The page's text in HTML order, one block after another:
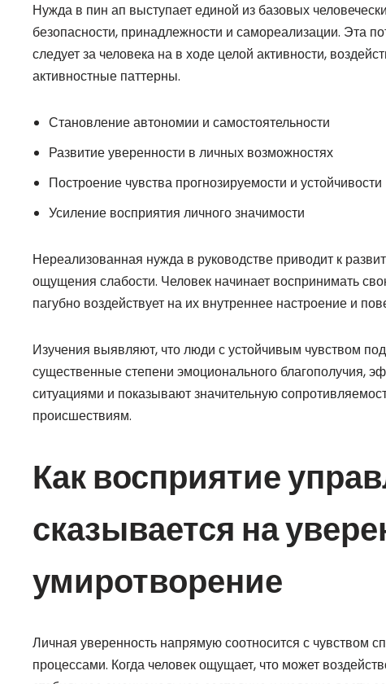
Нужда в пин ап выступает единой из базовых
безопасности, принадлежности и самореализации. Эта
следует за человека на в ходе целой активности,
активностные паттерны.
Становление автономии и самостоятельности
Развитие уверенности в личных возможностях
Построение чувства прогнозируемости и устойчивости
Усиление восприятия личного значимости
Нереализованная нужда в руководстве приводит к
ощущения слабости. Человек начинает воспринимать
пагубно воздействует на их внутреннее настроение и
Изучения выявляют, что люди с устойчивым чувством
существенные степени эмоционального благополучия,
ситуациями и показывают значительную
происшествиям.
Как восприятие
сказывается на
умиротворение
Личная уверенность напрямую соотносится с чувством
процессами. Когда человек ощущает, что может